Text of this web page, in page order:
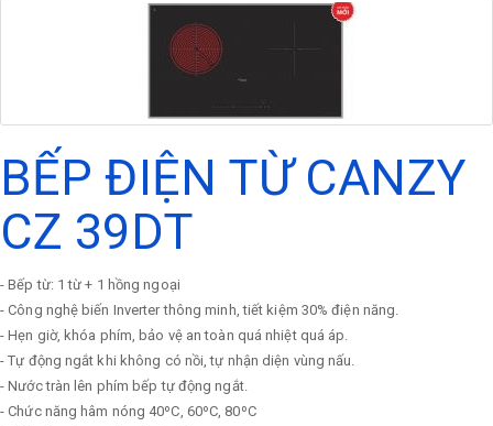
BẾP ĐIỆN TỪ CANZY
CZ 39DT
- Bếp từ: 1 từ + 1 hồng ngoại
- Công nghệ biến Inverter thông minh, tiết kiệm 30% điện năng.
- Hẹn giờ, khóa phím, bảo vệ an toàn quá nhiệt quá áp.
- Tự động ngắt khi không có nồi, tự nhận diện vùng nấu.
- Nước tràn lên phím bếp tự động ngắt.
- Chức năng hâm nóng 40ºC, 60ºC, 80ºC